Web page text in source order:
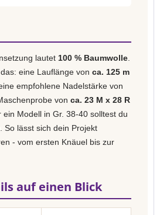
lautet 100 % Baumwolle
eine Lauflänge von ca. 125 m
empfohlene Nadelstärke von
von ca. 23 M x 28 R
ein Modell in Gr. 38-40 solltest du
So lässt sich dein Projekt
- vom ersten Knäuel bis zur
auf einen Blick